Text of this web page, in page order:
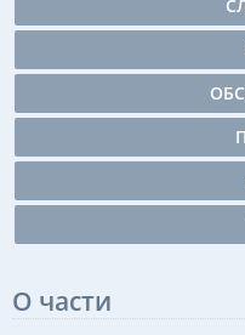
О части